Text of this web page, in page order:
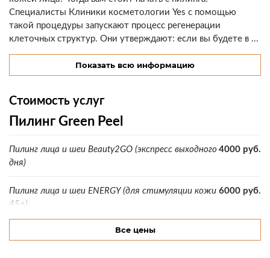
Специалисты Клиники косметологии Yes с помощью
такой процедуры запускают процесс регенерации
клеточных структур. Они утверждают: если вы будете в ...
Показать всю информацию
Стоимость услуг
Пилинг Green Peel
Пилинг лица и шеи Beauty2GO (экспресс выходного
дня)
4000 руб.
Пилинг лица и шеи ENERGY (для стимуляции кожи
45+)
6000 руб.
Пилинг лица и шеи FRESH UP (освежающий, для
Все цены